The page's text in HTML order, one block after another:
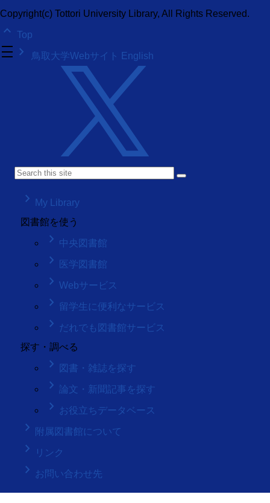
Copyright(c) Tottori University Library, All Rights Reserved.
keyboard_arrow_up Top
density_medium keyboard_arrow_right 鳥取大学Webサイト English
keyboard_arrow_right
My Library
図書館を使う
keyboard_arrow_right 中央図書館
keyboard_arrow_right 医学図書館
keyboard_arrow_right Webサービス
keyboard_arrow_right 留学生に便利なサービス
keyboard_arrow_right だれでも図書館サービス
探す・調べる
keyboard_arrow_right 図書・雑誌を探す
keyboard_arrow_right 論文・新聞記事を探す
keyboard_arrow_right お役立ちデータベース
keyboard_arrow_right 附属図書館について
keyboard_arrow_right リンク
keyboard_arrow_right お問い合わせ先